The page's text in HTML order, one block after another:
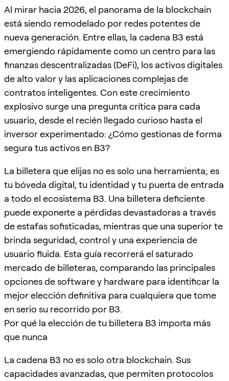
Al mirar hacia 2026, el panorama de la blockchain
está siendo remodelado por redes potentes de
nueva generación. Entre ellas, la cadena B3 está
emergiendo rápidamente como un centro para las
finanzas descentralizadas (DeFi), los activos digitales
de alto valor y las aplicaciones complejas de
contratos inteligentes. Con este crecimiento
explosivo surge una pregunta crítica para cada
usuario, desde el recién llegado curioso hasta el
inversor experimentado: ¿Cómo gestionas de forma
segura tus activos en B3?
La billetera que elijas no es solo una herramienta; es
tu bóveda digital, tu identidad y tu puerta de entrada
a todo el ecosistema B3. Una billetera deficiente
puede exponerte a pérdidas devastadoras a través
de estafas sofisticadas, mientras que una superior te
brinda seguridad, control y una experiencia de
usuario fluida. Esta guía recorrerá el saturado
mercado de billeteras, comparando las principales
opciones de software y hardware para identificar la
mejor elección definitiva para cualquiera que tome
en serio su recorrido por B3.
Por qué la elección de tu billetera B3 importa más
que nunca
La cadena B3 no es solo otra blockchain. Sus
capacidades avanzadas, que permiten protocolos